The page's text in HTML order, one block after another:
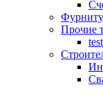
Прочие
test